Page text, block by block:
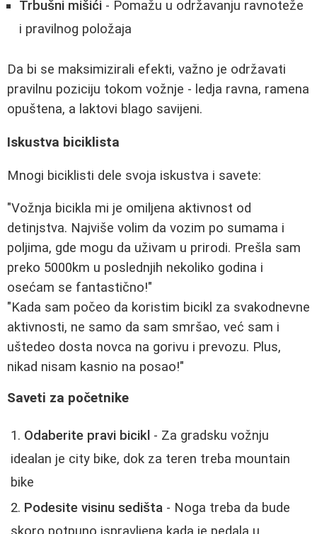
Trbušni mišići - Pomažu u održavanju ravnoteže
i pravilnog položaja
Da bi se maksimizirali efekti, važno je održavati
pravilnu poziciju tokom vožnje - ledja ravna, ramena
opuštena, a laktovi blago savijeni.
Iskustva biciklista
Mnogi biciklisti dele svoja iskustva i savete:
"Vožnja bicikla mi je omiljena aktivnost od
detinjstva. Najviše volim da vozim po sumama i
poljima, gde mogu da uživam u prirodi. Prešla sam
preko 5000km u poslednjih nekoliko godina i
osećam se fantastično!"
"Kada sam počeo da koristim bicikl za svakodnevne
aktivnosti, ne samo da sam smršao, već sam i
uštedeo dosta novca na gorivu i prevozu. Plus,
nikad nisam kasnio na posao!"
Saveti za početnike
Odaberite pravi bicikl - Za gradsku vožnju
idealan je city bike, dok za teren treba mountain
bike
Podesite visinu sedišta - Noga treba da bude